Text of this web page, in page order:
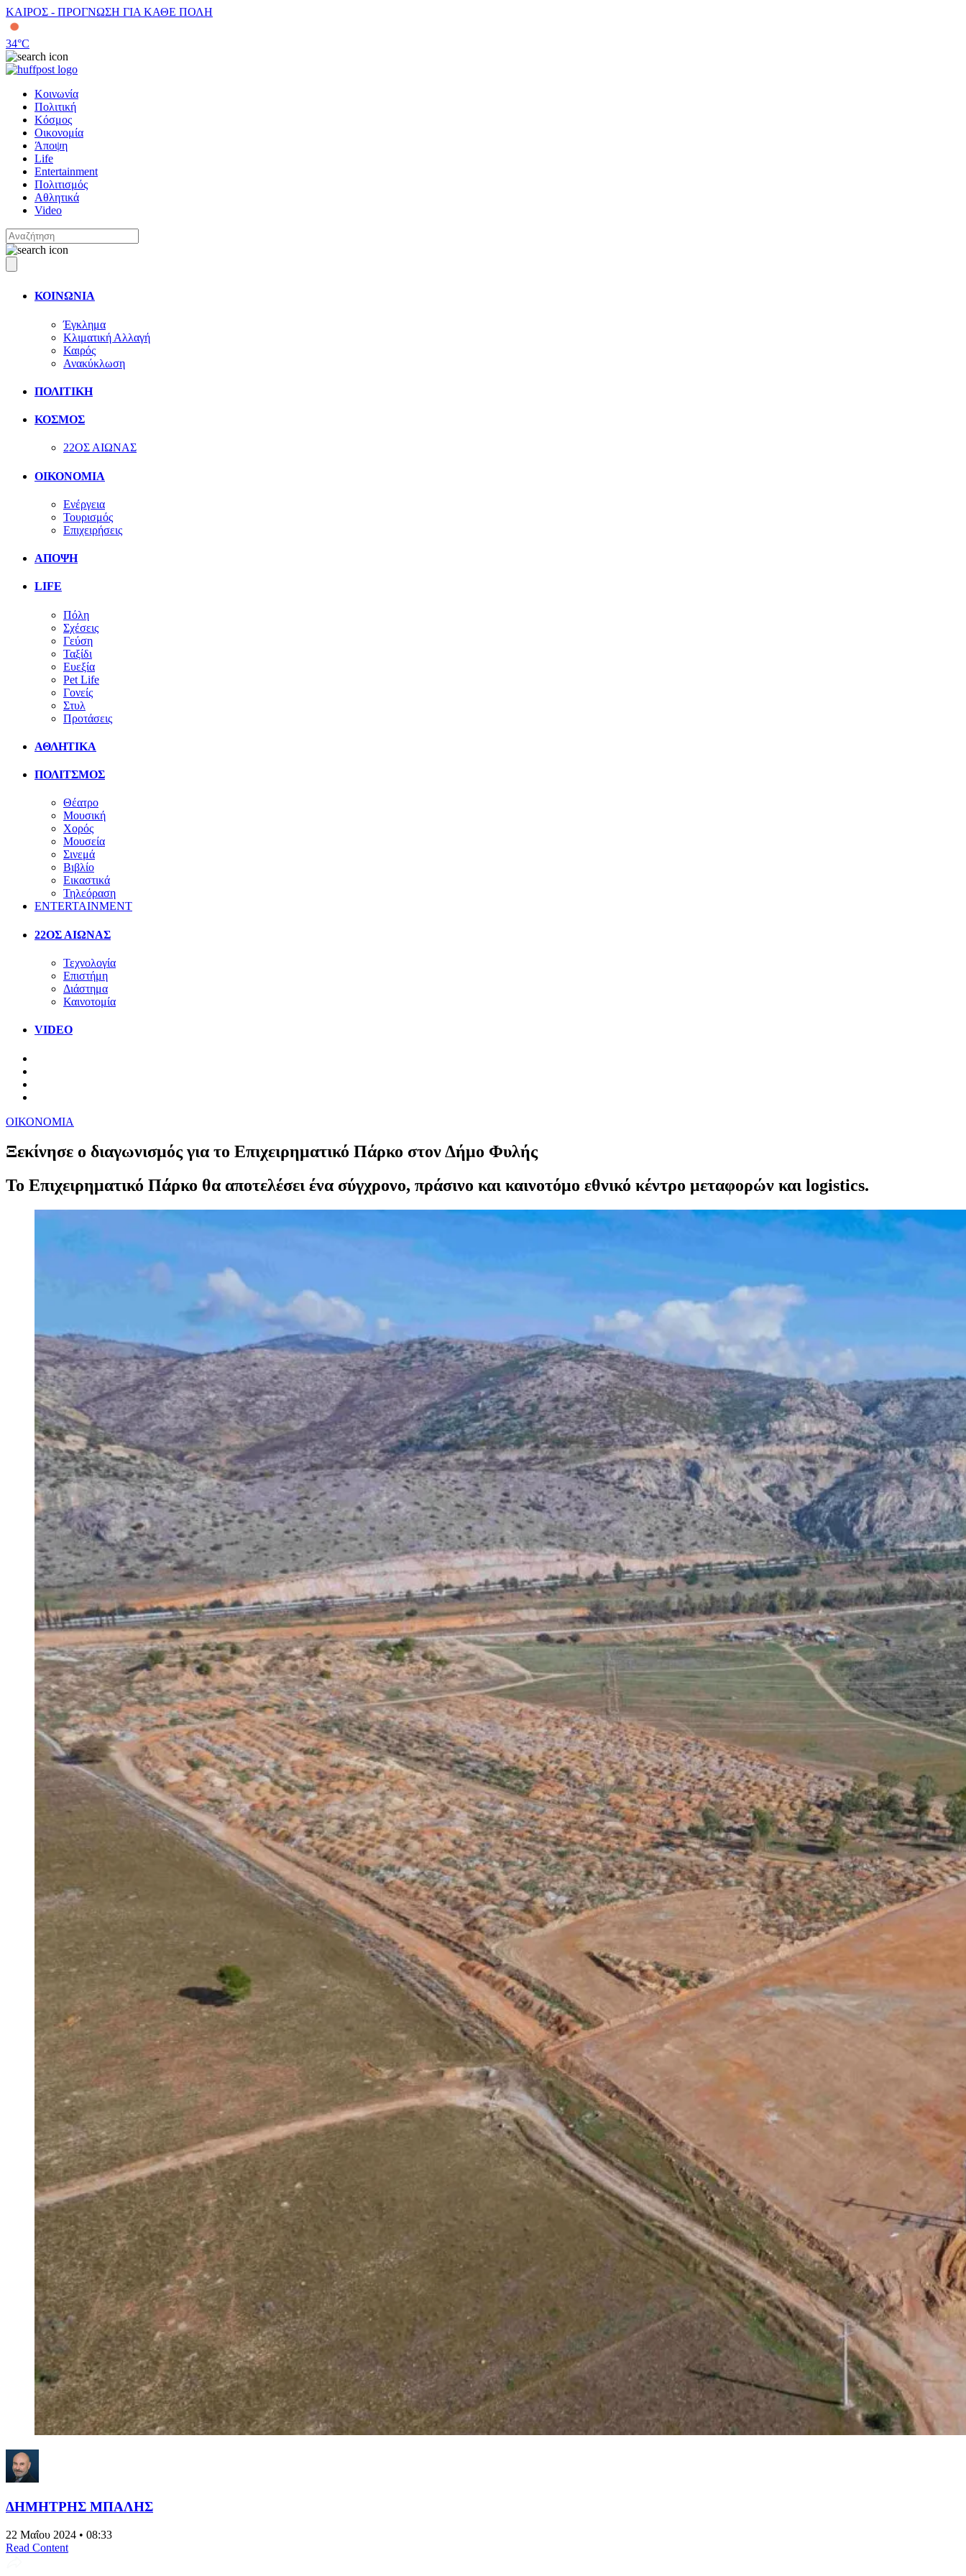
ΚΑΙΡΟΣ - ΠΡΟΓΝΩΣΗ ΓΙΑ ΚΑΘΕ ΠΟΛΗ
34°C
Κοινωνία
Πολιτική
Κόσμος
Οικονομία
Άποψη
Life
Entertainment
Πολιτισμός
Αθλητικά
Video
ΚΟΙΝΩΝΙΑ
Έγκλημα
Κλιματική Αλλαγή
Καιρός
Ανακύκλωση
ΠΟΛΙΤΙΚΗ
ΚΟΣΜΟΣ
22ΟΣ ΑΙΩΝΑΣ
ΟΙΚΟΝΟΜΙΑ
Ενέργεια
Τουρισμός
Επιχειρήσεις
ΑΠΟΨΗ
LIFE
Πόλη
Σχέσεις
Γεύση
Ταξίδι
Ευεξία
Pet Life
Γονείς
Στυλ
Προτάσεις
ΑΘΛΗΤΙΚΑ
ΠΟΛΙΤΣΜΟΣ
Θέατρο
Μουσική
Χορός
Μουσεία
Σινεμά
Βιβλίο
Εικαστικά
Τηλεόραση
ENTERTAINMENT
22ΟΣ ΑΙΩΝΑΣ
Τεχνολογία
Επιστήμη
Διάστημα
Καινοτομία
VIDEO
ΟΙΚΟΝΟΜΙΑ
Ξεκίνησε ο διαγωνισμός για το Επιχειρηματικό Πάρκο στον Δήμο Φυλής
Το Επιχειρηματικό Πάρκο θα αποτελέσει ένα σύγχρονο, πράσινο και καινοτόμο εθνικό κέντρο μεταφορών και logistics.
ΔΗΜΗΤΡΗΣ ΜΠΑΛΗΣ
22 Μαΐου 2024 • 08:33
Read Content